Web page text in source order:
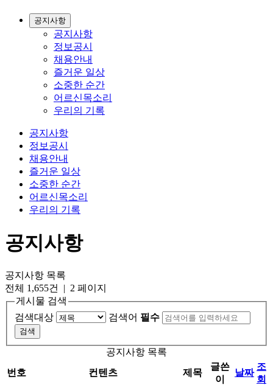
공지사항
공지사항
정보공시
채용안내
즐거운 일상
소중한 순간
어르신목소리
우리의 기록
공지사항
정보공시
채용안내
즐거운 일상
소중한 순간
어르신목소리
우리의 기록
공지사항
공지사항 목록
전체 1,655건
| 2 페이지
게시물 검색
검색대상
검색어 필수
공지사항 목록
번호
컨텐츠 제목
글쓴
이
날짜
조
회